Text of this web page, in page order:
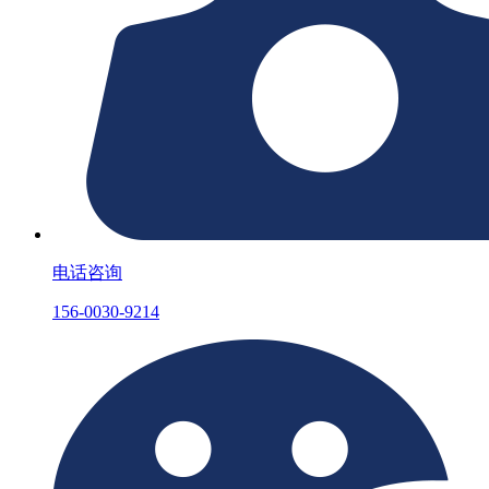
电话咨询
156-0030-9214